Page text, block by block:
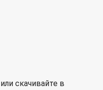
скачивайте в